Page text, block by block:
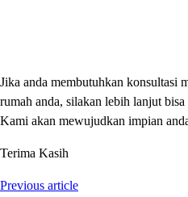
Jika anda membutuhkan konsultasi
rumah anda, silakan lebih lanjut
Kami akan mewujudkan impian
Terima Kasih
Previous article